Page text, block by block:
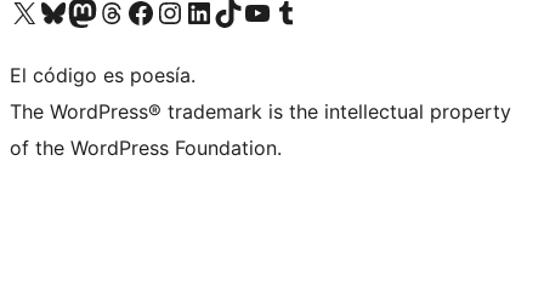
Visit our X (formerly Twitter) account
Visit our Bluesky account
Visit our Mastodon account
Visit our Threads account
Visit our Facebook page
Visit our Instagram account
Visit our LinkedIn account
Visit our TikTok account
Visit our YouTube channel
Visit our Tumblr account
El código es poesía.
The WordPress® trademark is the intellectual property
of the WordPress Foundation.